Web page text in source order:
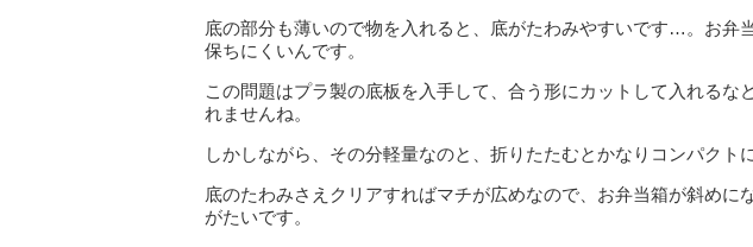
底の部分も薄いので物を入れると、底がたわみやすいです…。お弁
保ちにくいんです。
この問題はプラ製の底板を入手して、合う形にカットして入れるな
れませんね。
しかしながら、その分軽量なのと、折りたたむとかなりコンパク
底のたわみさえクリアすればマチが広めなので、お弁当箱が斜めに
がたいです。